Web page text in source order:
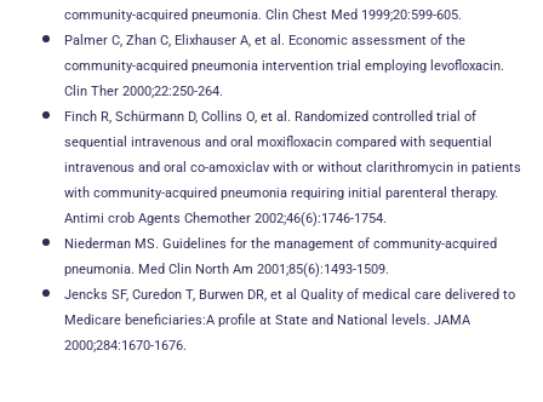
community-acquired pneumonia. Clin Chest Med 1999;20:599-605.
Palmer C, Zhan C, Elixhauser A, et al. Economic assessment of the
community-acquired pneumonia intervention trial employing levofloxacin.
Clin Ther 2000;22:250-264.
Finch R, Schürmann D, Collins O, et al. Randomized controlled trial of
sequential intravenous and oral moxifloxacin compared with sequential
intravenous and oral co-amoxiclav with or without clarithromycin in patients
with community-acquired pneumonia requiring initial parenteral therapy.
Antimi crob Agents Chemother 2002;46(6):1746-1754.
Niederman MS. Guidelines for the management of community-acquired
pneumonia. Med Clin North Am 2001;85(6):1493-1509.
Jencks SF, Curedon T, Burwen DR, et al Quality of medical care delivered to
Medicare beneficiaries:A profile at State and National levels. JAMA
2000;284:1670-1676.